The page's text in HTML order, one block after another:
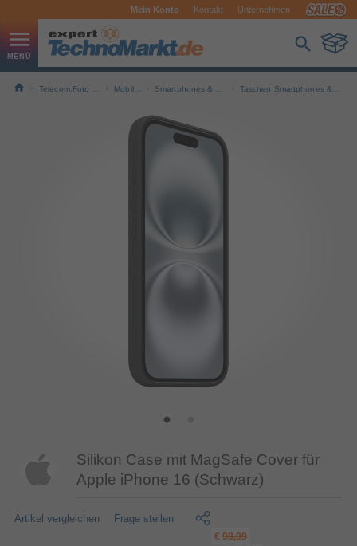
Mein Konto Kontakt Unternehmen
Mobilfunk
Silikon Case mit MagSafe Cover für
Apple iPhone 16 (Schwarz)
Artikel vergleichen Frage stellen
€98,99